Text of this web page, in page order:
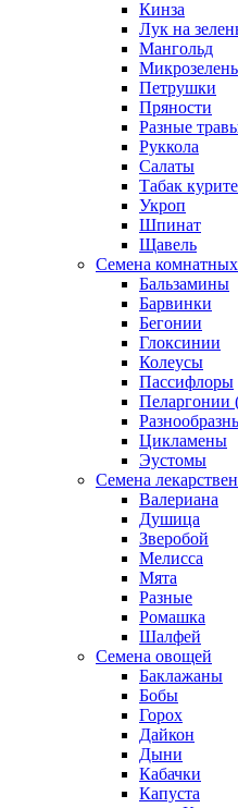
Кинза
Лук на
Мангольд
Микрозелень
Петрушки
Пряности
Разные
Руккола
Салаты
Табак
Укроп
Шпинат
Щавель
Семена
Бальзамины
Барвинки
Бегонии
Глоксинии
Колеусы
Пассифлоры
Пеларгонии
Цикламены
Эустомы
Семена
Валериана
Душица
Зверобой
Мелисса
Мята
Разные
Ромашка
Шалфей
Семена овощей
Баклажаны
Бобы
Горох
Дайкон
Дыни
Кабачки
Капуста